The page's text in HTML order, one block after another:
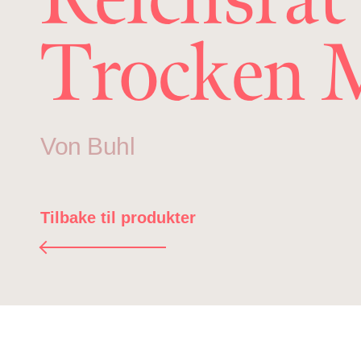
Trocken
Von Buhl
Tilbake til produkter